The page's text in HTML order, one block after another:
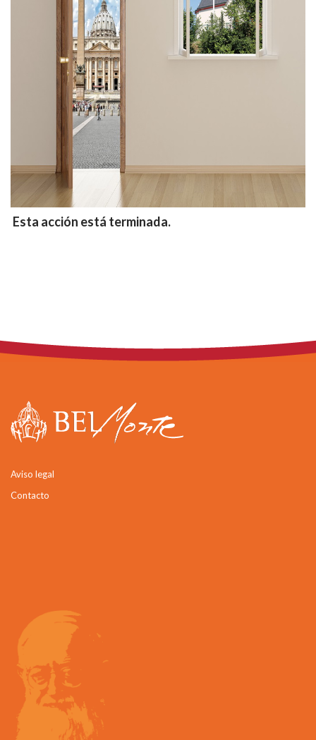
Esta acción está terminada.
Aviso legal
Contacto